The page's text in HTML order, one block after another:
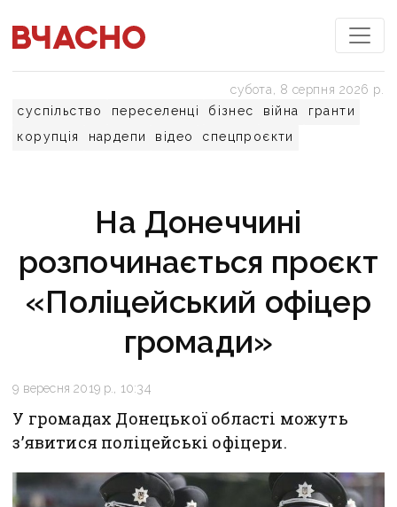
суспільство переселенці бізнес війна
гранти
корупція
нардепи відео спецпроєкти
субота, 8 серпня 2026 р.
На Донеччині
розпочинається проєкт
«Поліцейський офіцер
громади»
9 вересня 2019 р., 10:34
У громадах Донецької області можуть
з’явитися поліцейські офіцери.